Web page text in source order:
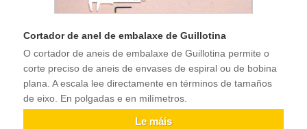
Cortador de anel de embalaxe de Guillotina
O cortador de aneis de embalaxe de Guillotina permite o
corte preciso de aneis de envases de espiral ou de bobina
plana. A escala lee directamente en términos de tamaños
de eixo. En polgadas e en milímetros.
Le máis